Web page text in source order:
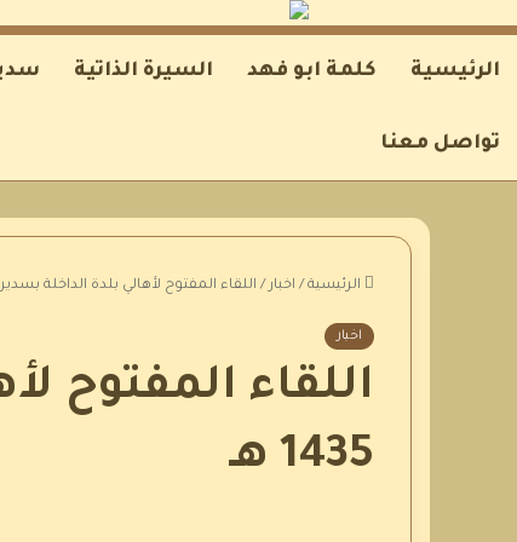
الرئيسية كلمة ابو فهد السيرة الذاتية
تواصل معنا
الرئيسية / اخبار / اللقاء المفتوح لأهالي بلدة الداخلة بسدير 1435 هـ
اخبار
اللقاء المفتوح
1435 هـ